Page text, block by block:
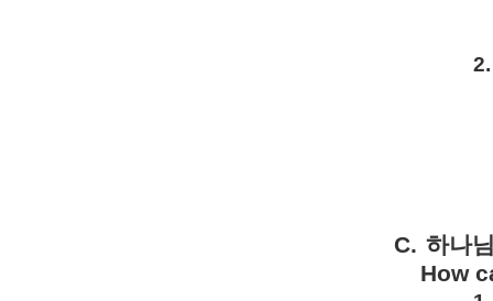
2.
C. 하나
How